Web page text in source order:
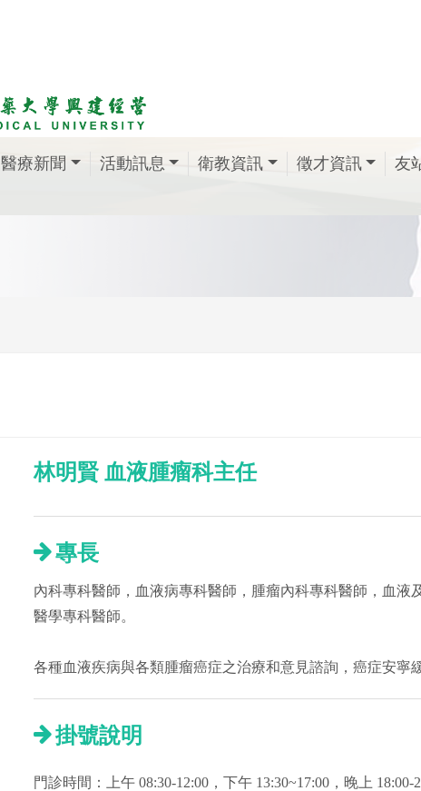
醫療新聞 活動訊息 衛教資訊 徵才資訊 友
林明賢 血液腫瘤科主任
專長
內科專科醫師，血液病專科醫師，腫瘤內科專科醫師，血液
醫學專科醫師。
各種血液疾病與各類腫瘤癌症之治療和意見諮詢，癌症安寧
掛號說明
門診時間：上午 08:30-12:00，下午 13:30~17:00，晚上